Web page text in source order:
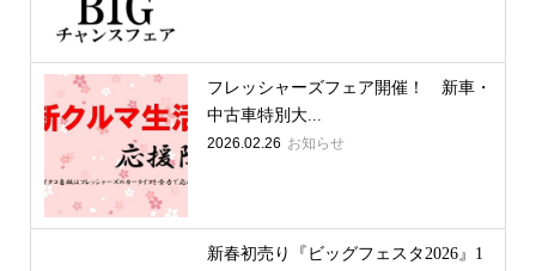
フレッシャーズフェア開催！ 新車・
中古車特別大...
2026.02.26 お知らせ
新春初売り『ビッグフェスタ2026』1